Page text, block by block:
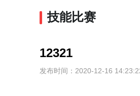
技能比赛
12321
发布时间：2020-12-16